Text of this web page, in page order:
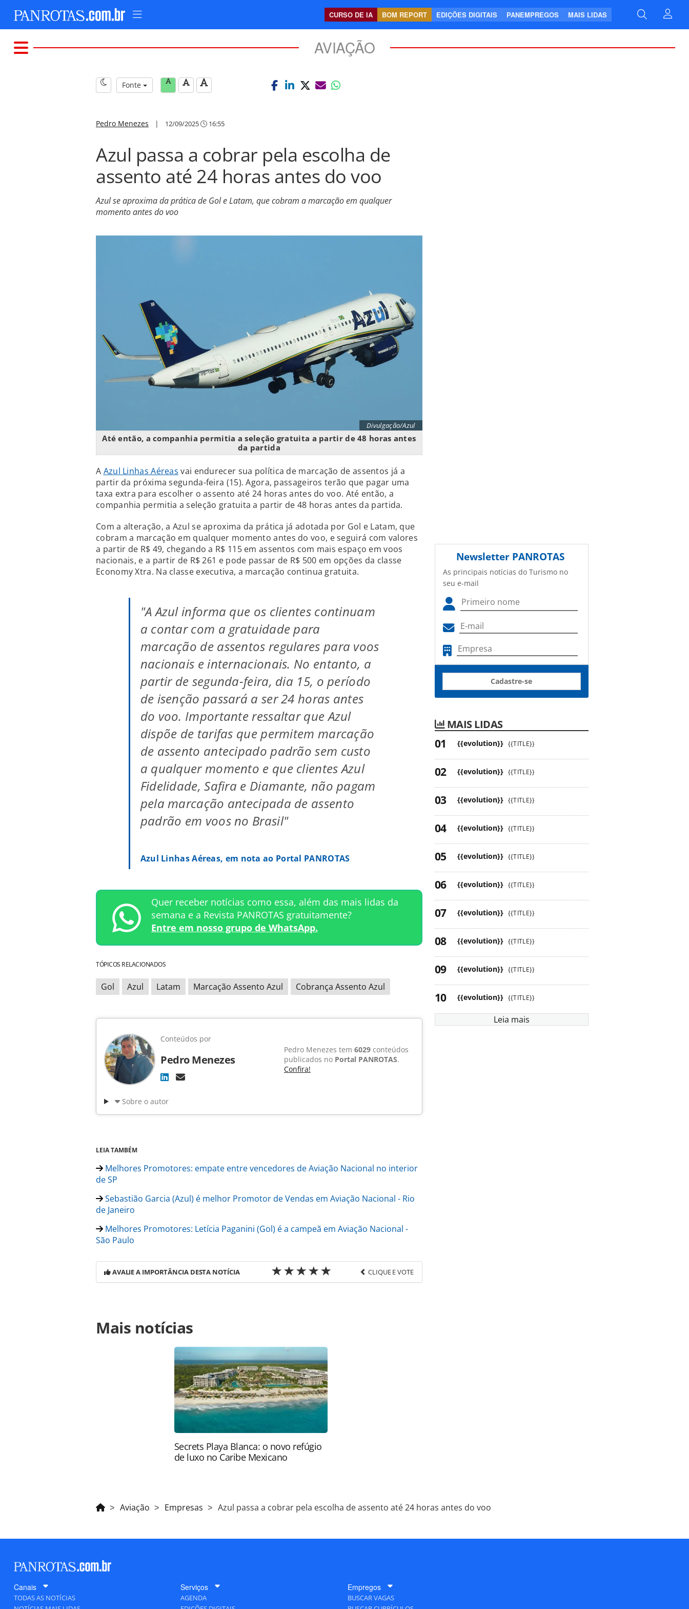
CURSO DE IA BOM REPORT EDIÇÕES DIGITAIS PANEMPREGOS MAIS LIDAS
AVIAÇÃO
Fonte
Pedro Menezes | 12/09/2025 16:55
Azul passa a cobrar pela escolha de
assento até 24 horas antes do voo
Azul se aproxima da prática de Gol e Latam, que cobram a marcação em qualquer
momento antes do voo
Divulgação/Azul
Até então, a companhia permitia a seleção gratuita a partir de 48 horas antes
da partida
A Azul Linhas Aéreas vai endurecer sua política de marcação de assentos já a
partir da próxima segunda-feira (15). Agora, passageiros terão que pagar uma
taxa extra para escolher o assento até 24 horas antes do voo. Até então, a
companhia permitia a seleção gratuita a partir de 48 horas antes da partida.
Com a alteração, a Azul se aproxima da prática já adotada por Gol e Latam, que
cobram a marcação em qualquer momento antes do voo, e seguirá com valores
a partir de R$ 49, chegando a R$ 115 em assentos com mais espaço em voos
nacionais, e a partir de R$ 261 e pode passar de R$ 500 em opções da classe
Economy Xtra. Na classe executiva, a marcação continua gratuita.
"A Azul informa que os clientes continuam
a contar com a gratuidade para
marcação de assentos regulares para voos
nacionais e internacionais. No entanto, a
partir de segunda-feira, dia 15, o período
de isenção passará a ser 24 horas antes
do voo. Importante ressaltar que Azul
dispõe de tarifas que permitem marcação
de assento antecipado padrão sem custo
a qualquer momento e que clientes Azul
Fidelidade, Safira e Diamante, não pagam
pela marcação antecipada de assento
padrão em voos no Brasil"
Azul Linhas Aéreas, em nota ao Portal PANROTAS
Quer receber notícias como essa, além das mais lidas da
semana e a Revista PANROTAS gratuitamente?
Entre em nosso grupo de WhatsApp.
TÓPICOS RELACIONADOS
Gol Azul Latam Marcação Assento Azul Cobrança Assento Azul
Conteúdos por
Pedro Menezes
Pedro Menezes tem 6029 conteúdos
publicados no Portal PANROTAS.
Confira!
Sobre o autor
LEIA TAMBÉM
Melhores Promotores: empate entre vencedores de Aviação Nacional no interior
de SP
Sebastião Garcia (Azul) é melhor Promotor de Vendas em Aviação Nacional - Rio
de Janeiro
Melhores Promotores: Letícia Paganini (Gol) é a campeã em Aviação Nacional -
São Paulo
AVALIE A IMPORTÂNCIA DESTA NOTÍCIA CLIQUE E VOTE
https://www.panrotas.com.br/aviacao/empresas/2025/09/azul-passa-a-cobrar-pela-
escolha-de-assento-ate-24-horas-antes-do-voo_221372.html ou as ferramentas
oferecidas na página. Todo o conteúdo produzido pela PANROTAS Editora é protegido
pela legislação brasileira sobre direito autoral. Não reproduza o conteúdo sem
autorização da PANROTAS Editora (copyright@panrotas.com.br).
Mais notícias
Secrets Playa Blanca: o novo refúgio
de luxo no Caribe Mexicano
Newsletter PANROTAS
As principais notícias do Turismo no
seu e-mail
Cadastre-se
MAIS LIDAS
{{evolution}} {{TITLE}}
{{evolution}} {{TITLE}}
{{evolution}} {{TITLE}}
{{evolution}} {{TITLE}}
{{evolution}} {{TITLE}}
{{evolution}} {{TITLE}}
{{evolution}} {{TITLE}}
{{evolution}} {{TITLE}}
{{evolution}} {{TITLE}}
{{evolution}} {{TITLE}}
Leia mais
Aviação Empresas Azul passa a cobrar pela escolha de assento até 24 horas antes do voo
Canais
TODAS AS NOTÍCIAS
Serviços
AGENDA
Empregos
BUSCAR VAGAS